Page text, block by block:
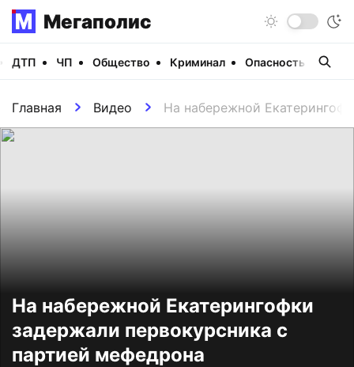
Мегаполис
ДТП ЧП Общество Криминал Опасность
Главная Видео На набережной
На набережной Екатерингофки
задержали первокурсника с
партией мефедрона